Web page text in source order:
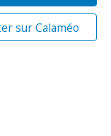
sur Calaméo